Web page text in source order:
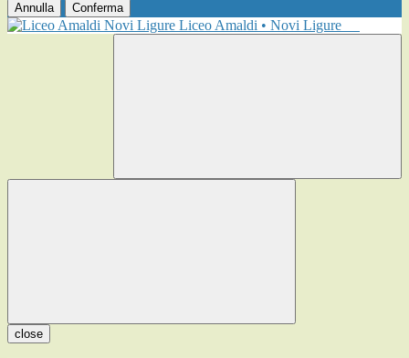
Annulla Conferma
Liceo Amaldi • Novi Ligure
close